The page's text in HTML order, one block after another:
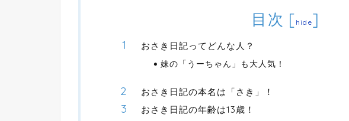
目次 [ hide]
おさき日記ってどんな人？
妹の「うーちゃん」も大人気！
おさき日記の本名は「さき」！
おさき日記の年齢は13歳！